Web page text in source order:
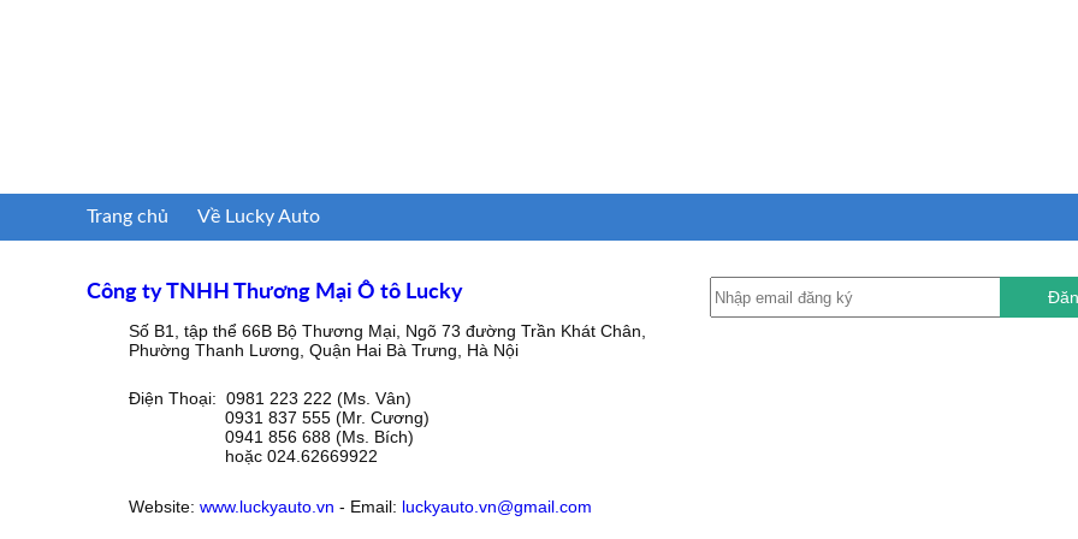
Trang chủ Về Lucky Auto
Công ty TNHH Thương Mại Ô tô Lucky
Số B1, tập thể 66B Bộ Thương Mại, Ngõ 73 đường Trần Khát Chân,
Phường Thanh Lương, Quận Hai Bà Trưng, Hà Nội
Điện Thoại: 0981 223 222 (Ms. Vân)
0931 837 555 (Mr. Cương)
0941 856 688 (Ms. Bích)
hoặc 024.62669922
Website: www.luckyauto.vn - Email: luckyauto.vn@gmail.com